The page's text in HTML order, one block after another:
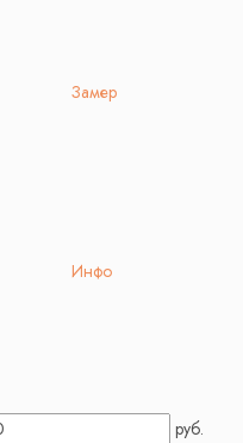
Замер
Инфо
руб.